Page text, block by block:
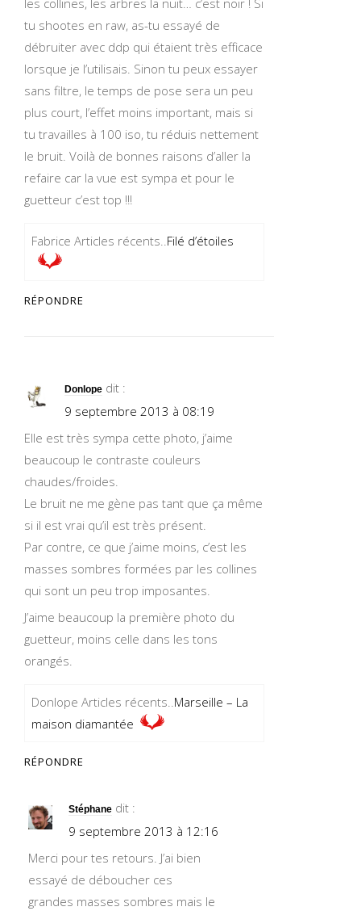
les collines, les arbres la nuit… c’est noir ! Si
tu shootes en raw, as-tu essayé de
débruiter avec ddp qui étaient très efficace
lorsque je l’utilisais. Sinon tu peux essayer
sans filtre, le temps de pose sera un peu
plus court, l’effet moins important, mais si
tu travailles à 100 iso, tu réduis nettement
le bruit. Voilà de bonnes raisons d’aller la
refaire car la vue est sympa et pour le
guetteur c’est top !!!
Fabrice Articles récents..Filé d’étoiles
RÉPONDRE
Donlope dit :
9 septembre 2013 à 08:19
Elle est très sympa cette photo, j’aime
beaucoup le contraste couleurs
chaudes/froides.
Le bruit ne me gène pas tant que ça même
si il est vrai qu’il est très présent.
Par contre, ce que j’aime moins, c’est les
masses sombres formées par les collines
qui sont un peu trop imposantes.
J’aime beaucoup la première photo du
guetteur, moins celle dans les tons
orangés.
Donlope Articles récents..Marseille – La
maison diamantée
RÉPONDRE
Stéphane dit :
9 septembre 2013 à 12:16
Merci pour tes retours. J’ai bien
essayé de déboucher ces
grandes masses sombres mais le